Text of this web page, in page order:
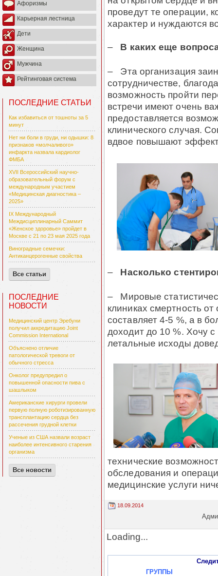
Афоризмы
Карьерная лестница
Дети
Женщина
Мужчина
Рейтинговая система
ПОСЛЕДНИЕ СТАТЬИ
Как избавиться от тошноты за 5
минут
Нет ни боли в груди, ни одышки: 8
признаков «молчаливого»
инфаркта назвала кардиолог
ФМБА
XVII Всероссийский научно-
образовательный форум с
международным участием
«Медицинская диагностика –
2025»
IX Международный
Междисциплинарный Саммит
«Женское здоровье» пройдет в
Москве с 21 по 23 мая 2025 года
Виноградные семечки:
Антиканцерогенные свойства
Все статьи
ПОСЛЕДНИЕ
НОВОСТИ
Медицинский центр Эребуни
получил аккредитацию Joint
Commission International
Объяснено отличие
патологической тревоги от
обычного стресса
Онколог предупредил о
повышенной опасности пива с
шашлыком
Американские хирурги провели
первую полную роботизированную
трансплантацию сердца без
рассечения грудной клетки
Ученые из США назвали возраст
наиболее интенсивного старения
организма
Все новости
проведут те операции,
характер и нуждаются
– В каких еще
– Эта организация
сотрудничестве,
возможность пройти
встречи имеют очень
предоставляется
клинического случая.
вдвое повышают
– Насколько
– Мировые
клиниках смертность
составляет 4-5 %, а в
доходит до 10 %. Хочу с
летальные исходы
технические
обследования и
медицинские услуги
18.09.2014
Loading...
ГРУППЫ